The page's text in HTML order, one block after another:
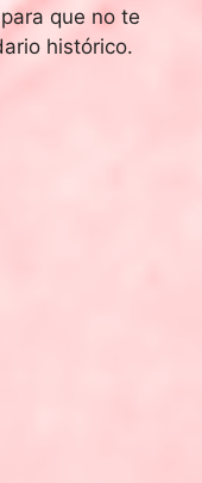
que no te
histórico.